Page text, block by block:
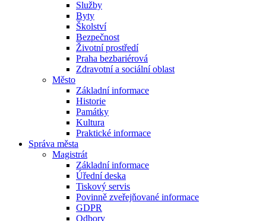
Služby
Byty
Školství
Bezpečnost
Životní prostředí
Praha bezbariérová
Zdravotní a sociální oblast
Město
Základní informace
Historie
Památky
Kultura
Praktické informace
Správa města
Magistrát
Základní informace
Úřední deska
Tiskový servis
Povinně zveřejňované informace
GDPR
Odbory